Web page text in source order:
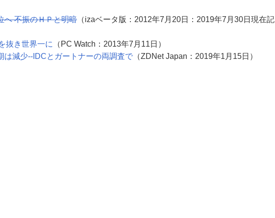
へ 不振のＨＰと明暗 （izaベータ版：2012年7月20日：2019年7月30日現在記
抜き世界一に
（PC Watch：2013年7月11日）
は減少--IDCとガートナーの両調査で （ZDNet Japan：2019年1月15日）